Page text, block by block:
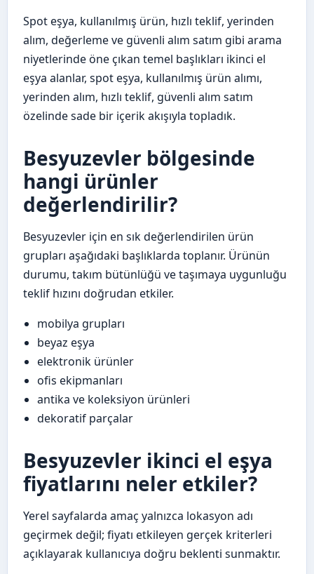
Spot eşya, kullanılmış ürün, hızlı teklif, yerinden
alım, değerleme ve güvenli alım satım gibi arama
niyetlerinde öne çıkan temel başlıkları ikinci el
eşya alanlar, spot eşya, kullanılmış ürün alımı,
yerinden alım, hızlı teklif, güvenli alım satım
özelinde sade bir içerik akışıyla topladık.
Besyuzevler bölgesinde
hangi ürünler
değerlendirilir?
Besyuzevler için en sık değerlendirilen ürün
grupları aşağıdaki başlıklarda toplanır. Ürünün
durumu, takım bütünlüğü ve taşımaya uygunluğu
teklif hızını doğrudan etkiler.
mobilya grupları
beyaz eşya
elektronik ürünler
ofis ekipmanları
antika ve koleksiyon ürünleri
dekoratif parçalar
Besyuzevler ikinci el eşya
fiyatlarını neler etkiler?
Yerel sayfalarda amaç yalnızca lokasyon adı
geçirmek değil; fiyatı etkileyen gerçek kriterleri
açıklayarak kullanıcıya doğru beklenti sunmaktır.